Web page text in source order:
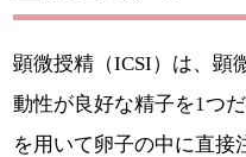
顕微授精（ICSI）は、顕
動性が良好な精子を1つ
を用いて卵子の中に直接